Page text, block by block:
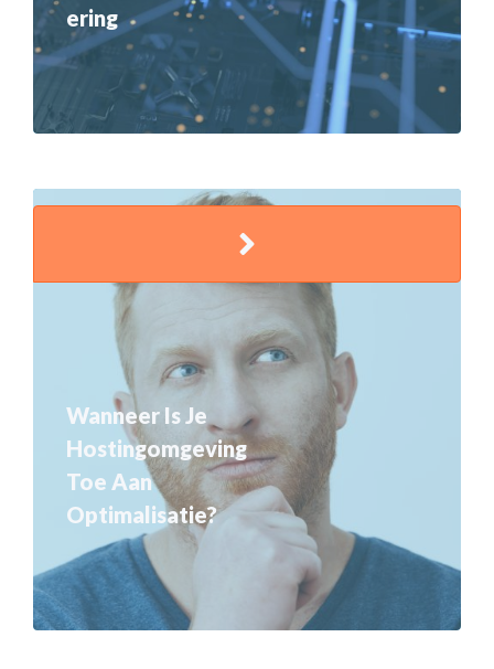
Ering
Wanneer Is Je
Hostingomgeving
Toe Aan
Optimalisatie?